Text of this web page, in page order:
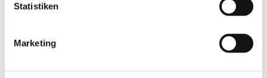
Statistiken
Marketing